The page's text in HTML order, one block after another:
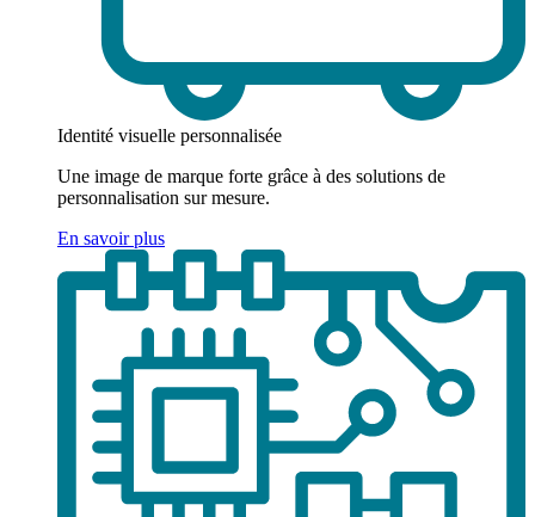
Identité visuelle personnalisée
Une image de marque forte grâce à des solutions de
personnalisation sur mesure.
En savoir plus